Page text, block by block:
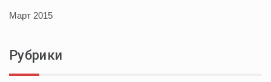
Март 2015
Рубрики